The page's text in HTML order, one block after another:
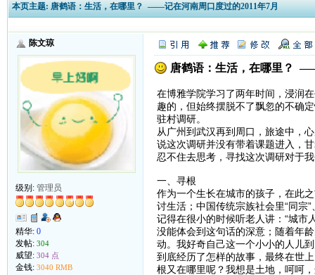
本页主题: 唐鹤语：生活，在哪里？ ——记在河南周口度过的2011年7月
陈文琼
级别: 管理员
精华: 0
发帖: 304
威望: 304 点
金钱: 3040 RMB
唐鹤语：生活，在哪里？
在博雅学院学习了两年时间，浸润
趣的，但始终摆脱不了飘忽的不确
驻村调研。
从广州到武汉再到周口，旅途中，
说这次调研并没有带着课题进入，
忍不住去思考，寻找这次调研对于
一、寻根
作为一个生长在城市的孩子，在此
讨生活；中国传统宗族社会里“同宗
记得在很小的时候听老人讲：“城市
没能体会到这句话的深意；随着年
动。我好奇自己这一个小小的人儿
到底经历了怎样的故事，最终在世
根又在哪里呢？我想是土地，呵呵